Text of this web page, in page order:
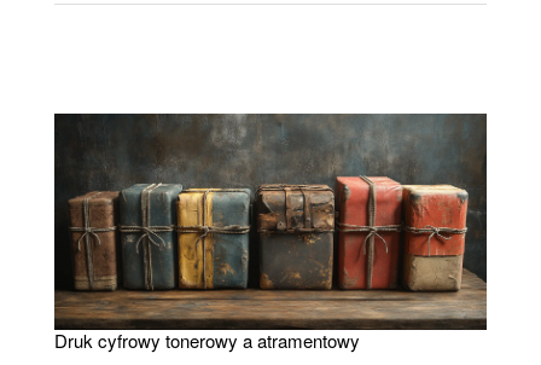
Druk cyfrowy tonerowy a atramentowy